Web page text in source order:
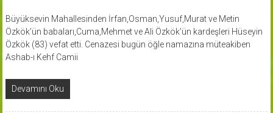
Büyüksevin Mahallesinden İrfan,Osman,Yusuf,Murat ve Metin
Özkök’ün babaları,Cuma,Mehmet ve Ali Özkök’ün kardeşleri Hüseyin
Özkök (83) vefat etti. Cenazesi bugün öğle namazına müteakiben
Ashab-ı Kehf Camii
Devamını Oku